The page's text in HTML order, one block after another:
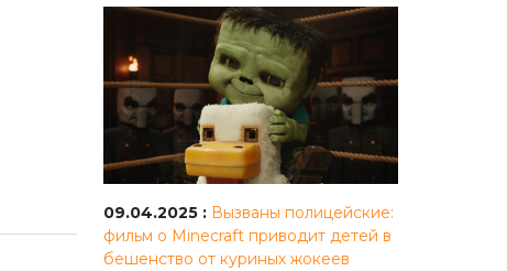
09.04.2025 : Вызваны полицейские:
фильм о Minecraft приводит детей в
бешенство от куриных жокеев